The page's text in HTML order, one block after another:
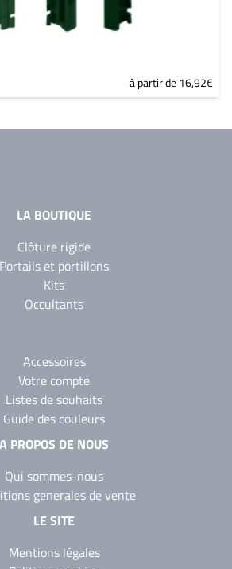
à partir de 16,92€
LA BOUTIQUE
Clôture rigide
Portails et portillons
Kits
Occultants
Accessoires
Votre compte
Listes de souhaits
Guide des couleurs
A PROPOS DE NOUS
Qui sommes-nous
generales de vente
LE SITE
Mentions légales